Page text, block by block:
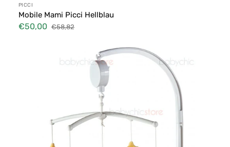
Anbieter:
PICCI
Mobile Mami Picci Hellblau
Verkaufspreis
€50,00
Normaler
€58,82